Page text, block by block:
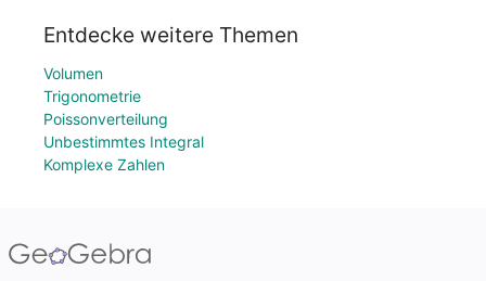
Entdecke weitere Themen
Volumen
Trigonometrie
Poissonverteilung
Unbestimmtes Integral
Komplexe Zahlen